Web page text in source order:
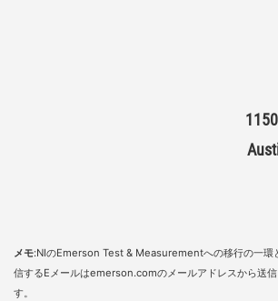
メモ:NIのEmerson Test & Measurementへの移行の一環
信するEメールはemerson.comのメールアドレスから送
す。